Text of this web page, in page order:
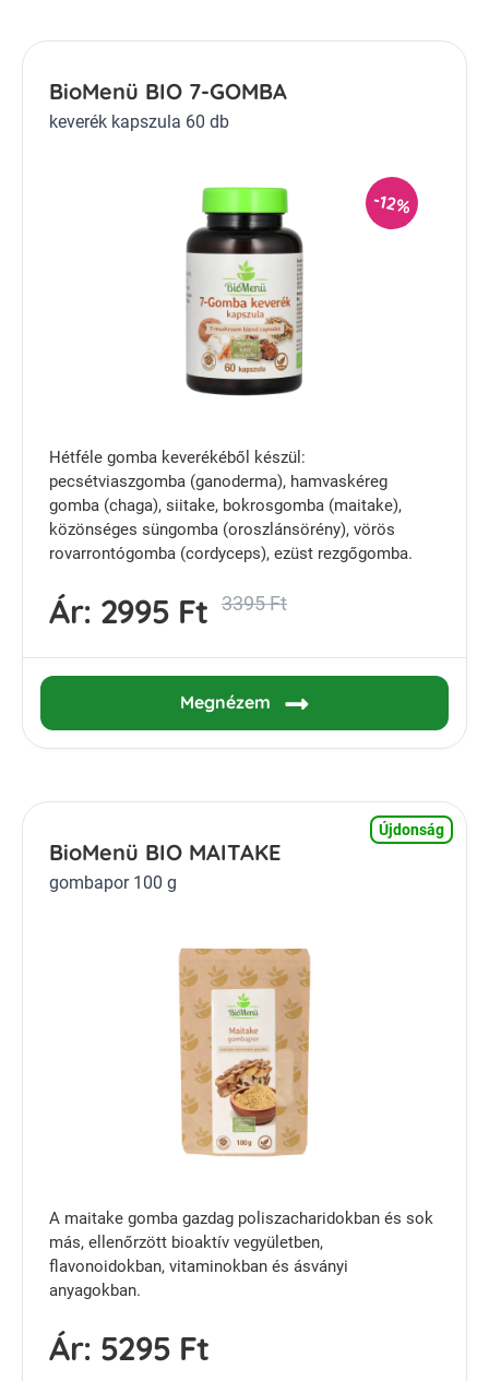
BioMenü BIO 7-GOMBA
keverék kapszula 60 db
-12%
Hétféle gomba keverékéből készül:
pecsétviaszgomba (ganoderma), hamvaskéreg
gomba (chaga), siitake, bokrosgomba (maitake),
közönséges süngomba (oroszlánsörény), vörös
rovarrontógomba (cordyceps), ezüst rezgőgomba.
Ár: 2995 Ft 3395 Ft
Megnézem
Újdonság
BioMenü BIO MAITAKE
gombapor 100 g
A maitake gomba gazdag poliszacharidokban és sok
más, ellenőrzött bioaktív vegyületben,
flavonoidokban, vitaminokban és ásványi
anyagokban.
Ár: 5295 Ft